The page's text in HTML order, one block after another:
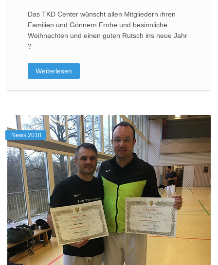
Das TKD Center wünscht allen Mitgliedern ihren
Familien und Gönnern Frohe und besinnliche
Weihnachten und einen guten Rutsch ins neue Jahr
?
Weiterlesen
News 2018